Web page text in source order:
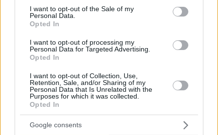
consent section.
I want to opt-out of the Sale of my
Personal Data.
Opted In
I want to opt-out of processing my
Personal Data for Targeted Advertising.
Opted In
I want to opt-out of Collection, Use,
Retention, Sale, and/or Sharing of my
Personal Data that Is Unrelated with the
Purposes for which it was collected.
Opted In
Google consents
Ράσελ, τη Σκωτία